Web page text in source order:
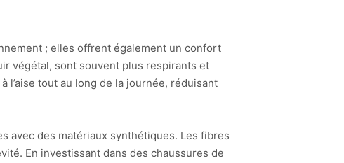
; elles offrent également un confort
végétal, sont souvent plus respirants et
tout au long de la journée, réduisant
avec des matériaux synthétiques. Les fibres
En investissant dans des chaussures de